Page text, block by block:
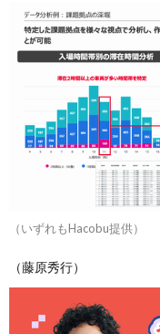
（いずれもHacobu提供）
（藤原秀行）